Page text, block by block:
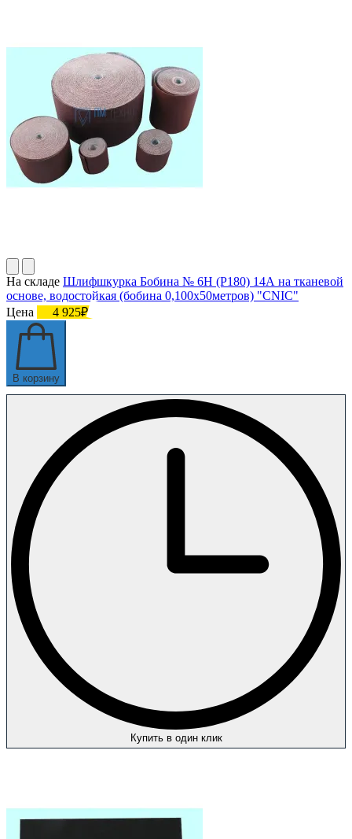
На складе Шлифшкурка Бобина № 6Н (P180) 14А на тканевой
основе, водостойкая (бобина 0,100х50метров) "CNIC"
Цена
4 925₽
В корзину
Купить в один клик